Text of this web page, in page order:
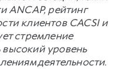
ANCAP, рейтинг
клиентов CACSI и
стремление
уровень
деятельности.